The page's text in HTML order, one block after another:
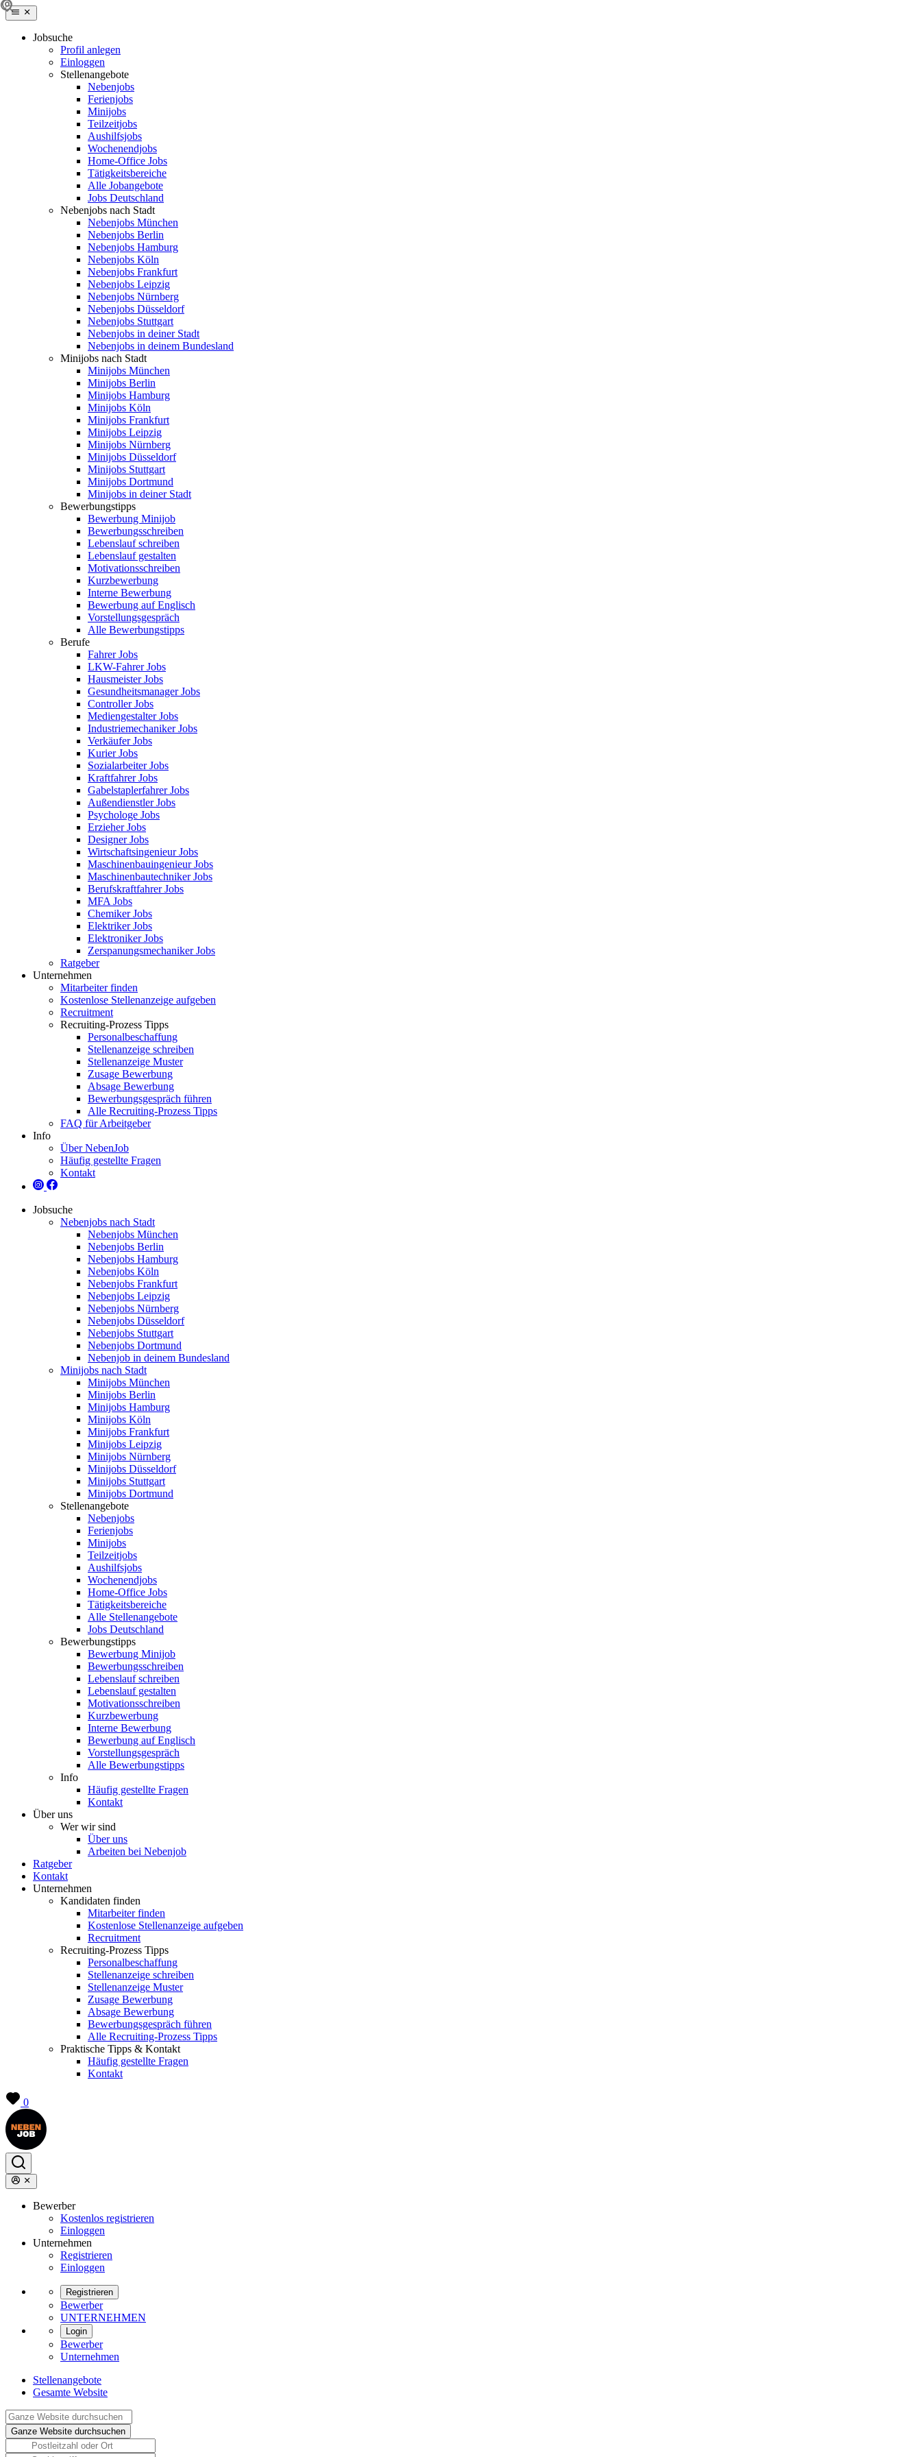
Jobsuche
Profil anlegen
Einloggen
Stellenangebote
Nebenjobs
Ferienjobs
Minijobs
Teilzeitjobs
Aushilfsjobs
Wochenendjobs
Home-Office Jobs
Tätigkeitsbereiche
Alle Jobangebote
Jobs Deutschland
Nebenjobs nach Stadt
Nebenjobs München
Nebenjobs Berlin
Nebenjobs Hamburg
Nebenjobs Köln
Nebenjobs Frankfurt
Nebenjobs Leipzig
Nebenjobs Nürnberg
Nebenjobs Düsseldorf
Nebenjobs Stuttgart
Nebenjobs in deiner Stadt
Nebenjobs in deinem Bundesland
Minijobs nach Stadt
Minijobs München
Minijobs Berlin
Minijobs Hamburg
Minijobs Köln
Minijobs Frankfurt
Minijobs Leipzig
Minijobs Nürnberg
Minijobs Düsseldorf
Minijobs Stuttgart
Minijobs Dortmund
Minijobs in deiner Stadt
Bewerbungstipps
Bewerbung Minijob
Bewerbungsschreiben
Lebenslauf schreiben
Lebenslauf gestalten
Motivationsschreiben
Kurzbewerbung
Interne Bewerbung
Bewerbung auf Englisch
Vorstellungsgespräch
Alle Bewerbungstipps
Berufe
Fahrer Jobs
LKW-Fahrer Jobs
Hausmeister Jobs
Gesundheitsmanager Jobs
Controller Jobs
Mediengestalter Jobs
Industriemechaniker Jobs
Verkäufer Jobs
Kurier Jobs
Sozialarbeiter Jobs
Kraftfahrer Jobs
Gabelstaplerfahrer Jobs
Außendienstler Jobs
Psychologe Jobs
Erzieher Jobs
Designer Jobs
Wirtschaftsingenieur Jobs
Maschinenbauingenieur Jobs
Maschinenbautechniker Jobs
Berufskraftfahrer Jobs
MFA Jobs
Chemiker Jobs
Elektriker Jobs
Elektroniker Jobs
Zerspanungsmechaniker Jobs
Ratgeber
Unternehmen
Mitarbeiter finden
Kostenlose Stellenanzeige aufgeben
Recruitment
Recruiting-Prozess Tipps
Personalbeschaffung
Stellenanzeige schreiben
Stellenanzeige Muster
Zusage Bewerbung
Absage Bewerbung
Bewerbungsgespräch führen
Alle Recruiting-Prozess Tipps
FAQ für Arbeitgeber
Info
Über NebenJob
Häufig gestellte Fragen
Kontakt
Jobsuche
Nebenjobs nach Stadt
Nebenjobs München
Nebenjobs Berlin
Nebenjobs Hamburg
Nebenjobs Köln
Nebenjobs Frankfurt
Nebenjobs Leipzig
Nebenjobs Nürnberg
Nebenjobs Düsseldorf
Nebenjobs Stuttgart
Nebenjobs Dortmund
Nebenjob in deinem Bundesland
Minijobs nach Stadt
Minijobs München
Minijobs Berlin
Minijobs Hamburg
Minijobs Köln
Minijobs Frankfurt
Minijobs Leipzig
Minijobs Nürnberg
Minijobs Düsseldorf
Minijobs Stuttgart
Minijobs Dortmund
Stellenangebote
Nebenjobs
Ferienjobs
Minijobs
Teilzeitjobs
Aushilfsjobs
Wochenendjobs
Home-Office Jobs
Tätigkeitsbereiche
Alle Stellenangebote
Jobs Deutschland
Bewerbungstipps
Bewerbung Minijob
Bewerbungsschreiben
Lebenslauf schreiben
Lebenslauf gestalten
Motivationsschreiben
Kurzbewerbung
Interne Bewerbung
Bewerbung auf Englisch
Vorstellungsgespräch
Alle Bewerbungstipps
Info
Häufig gestellte Fragen
Kontakt
Über uns
Wer wir sind
Über uns
Arbeiten bei Nebenjob
Ratgeber
Kontakt
Unternehmen
Kandidaten finden
Mitarbeiter finden
Kostenlose Stellenanzeige aufgeben
Recruitment
Recruiting-Prozess Tipps
Personalbeschaffung
Stellenanzeige schreiben
Stellenanzeige Muster
Zusage Bewerbung
Absage Bewerbung
Bewerbungsgespräch führen
Alle Recruiting-Prozess Tipps
Praktische Tipps & Kontakt
Häufig gestellte Fragen
Kontakt
0
Bewerber
Kostenlos registrieren
Einloggen
Unternehmen
Registrieren
Einloggen
Registrieren
Bewerber
UNTERNEHMEN
Login
Bewerber
Unternehmen
Stellenangebote
Gesamte Website